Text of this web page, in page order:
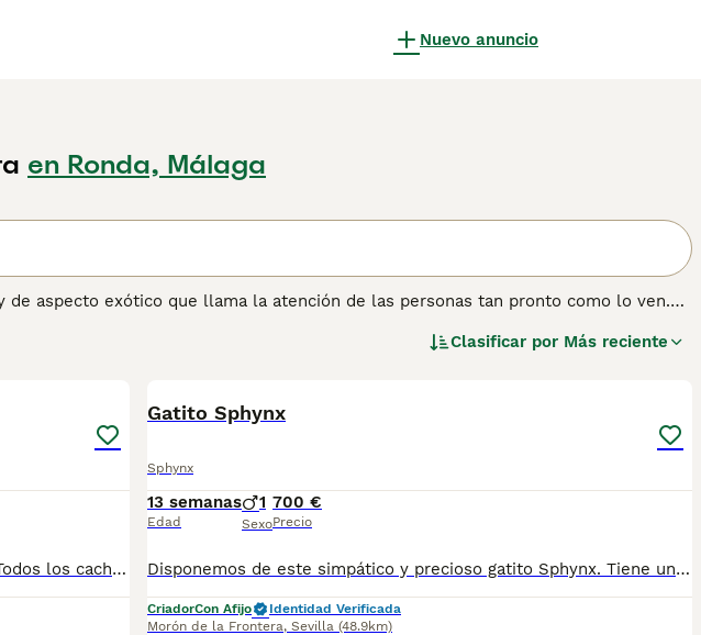
Nuevo anuncio
en Ronda, Málaga
de aspecto exótico que llama la atención de las personas tan pronto como lo ven.
muchos seguidores en todo el mundo gracias a su extraordinaria apariencia y por el
para obtener información sobre esta raza de gato.
Clasificar por Más reciente
Espectaculares camada de gato Sphynx seal point. Todos los cachorritos se entregan con unos dos meses y medio de edad y sus vacunas correspondientes, desparasitados interna y externamente, con certificado de salud, y garantía tanto por enfermedad vírica como congénito genética. Posibilidad de entregar en toda España mediante transporte propio preparado para animales y con chofer privado. Los precios pueden variar según las características y morfología de cada cachorro. Añádenos al whats app o llámanos, y encantados atenderemos todas tus dudas y consultas. Teléfono / Whats app: 641 92 23 90
Gatito Sphynx
Sphynx
13 semanas
Edad
1
Sexo
700 €
Precio
Disponemos de este simpático y precioso gatito Sphynx. Tiene un carácter de lo mas cariñoso, es super divertido, le encanta jugar y recibir mimitos. Si quieres mas información, envíame un wassap al 647 70 07 69 y te daré toda la información que necesites. Se ruega seriedad.
CriadorCon Afijo
Identidad Verificada
Morón de la Frontera, Sevilla (48.9km)